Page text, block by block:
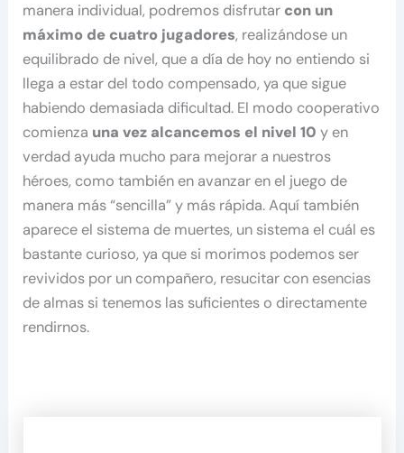
manera individual, podremos disfrutar con un
máximo de cuatro jugadores, realizándose un
equilibrado de nivel, que a día de hoy no entiendo si
llega a estar del todo compensado, ya que sigue
habiendo demasiada dificultad. El modo cooperativo
comienza una vez alcancemos el nivel 10 y en
verdad ayuda mucho para mejorar a nuestros
héroes, como también en avanzar en el juego de
manera más “sencilla” y más rápida. Aquí también
aparece el sistema de muertes, un sistema el cuál es
bastante curioso, ya que si morimos podemos ser
revividos por un compañero, resucitar con esencias
de almas si tenemos las suficientes o directamente
rendirnos.